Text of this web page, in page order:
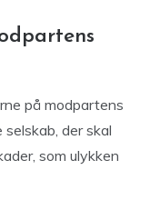
på modpartens
der skal
som ulykken